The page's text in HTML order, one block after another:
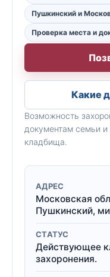
Пушкинский и
Проверка места и
Какие
Возможность
документам семьи и
кладбища.
АДРЕС
Московская
Пушкинский,
СТАТУС
Действующее
захоронения.